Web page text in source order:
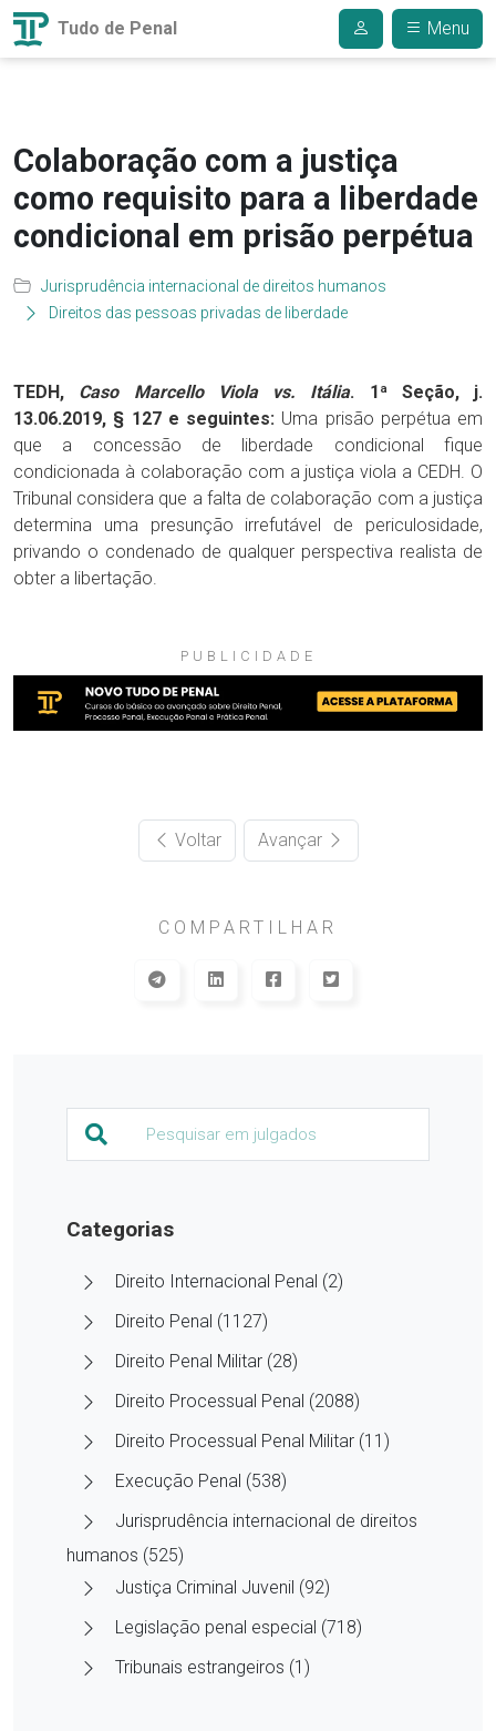
Tudo de Penal Menu
Colaboração com a justiça
como requisito para a liberdade
condicional em prisão perpétua
Jurisprudência internacional de direitos humanos
Direitos das pessoas privadas de liberdade
TEDH, Caso Marcello Viola vs. Itália. 1ª Seção, j.
13.06.2019, § 127 e seguintes: Uma prisão perpétua em
que a concessão de liberdade condicional fique
condicionada à colaboração com a justiça viola a CEDH. O
Tribunal considera que a falta de colaboração com a justiça
determina uma presunção irrefutável de periculosidade,
privando o condenado de qualquer perspectiva realista de
obter a libertação.
PUBLICIDADE
Voltar Avançar
COMPARTILHAR
Categorias
Direito Internacional Penal (2)
Direito Penal (1127)
Direito Penal Militar (28)
Direito Processual Penal (2088)
Direito Processual Penal Militar (11)
Execução Penal (538)
Jurisprudência internacional de direitos
humanos (525)
Justiça Criminal Juvenil (92)
Legislação penal especial (718)
Tribunais estrangeiros (1)